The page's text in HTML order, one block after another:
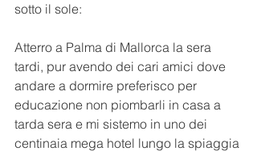
sotto il sole:
Atterro a Palma di Mallorca la sera
tardi, pur avendo dei cari amici dove
andare a dormire preferisco per
educazione non piombarli in casa a
tarda sera e mi sistemo in uno dei
centinaia mega hotel lungo la spiaggia